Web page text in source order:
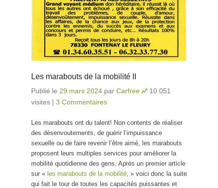
Les marabouts de la mobilité II
Publié le 29 mars 2024 par Carfree
10 051
visites | 3 Commentaires
Les marabouts ont du talent! Non contents de réaliser
des désenvoutements, de guérir l’impuissance
sexuelle ou de faire revenir l’être aimé, les marabouts
proposent leurs multiples services pour améliorer la
mobilité quotidienne des gens. Après un premier article
sur « les marabouts de la mobilité , » voici donc la suite
qui fait le tour de toutes les capacités puissantes et